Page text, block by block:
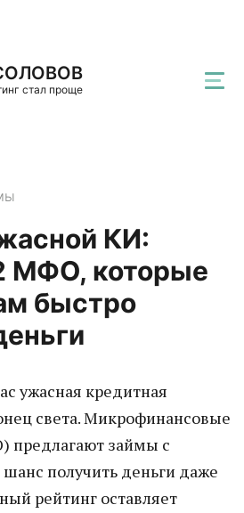
стал проще
КИ:
МФО, которые
быстро
ужасная кредитная
света. Микрофинансовые
предлагают займы с
получить деньги даже
рейтинг оставляет